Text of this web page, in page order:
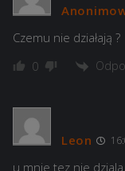
Czemu nie działają ?
0
Leon
u mnie tez nie